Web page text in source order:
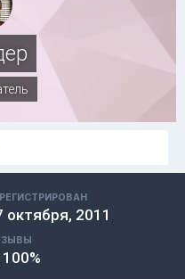
октября, 2011
100%